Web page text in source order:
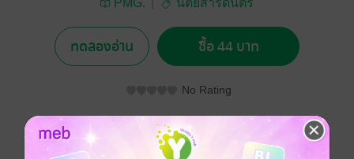
PMG. นิตยสารดนตรี
ทดลองอ่าน ซื้อ 44 บาท
No Rating